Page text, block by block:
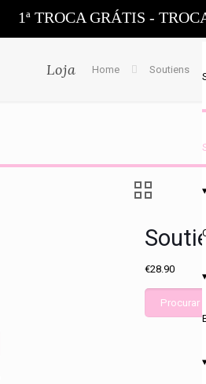
1ª TROCA GRÁTIS -
Loja Home Soutiens
€28.90
Procurar